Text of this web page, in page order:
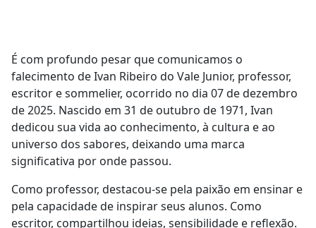
É com profundo pesar que comunicamos o
falecimento de Ivan Ribeiro do Vale Junior, professor,
escritor e sommelier, ocorrido no dia 07 de dezembro
de 2025. Nascido em 31 de outubro de 1971, Ivan
dedicou sua vida ao conhecimento, à cultura e ao
universo dos sabores, deixando uma marca
significativa por onde passou.
Como professor, destacou-se pela paixão em ensinar e
pela capacidade de inspirar seus alunos. Como
escritor, compartilhou ideias, sensibilidade e reflexão.